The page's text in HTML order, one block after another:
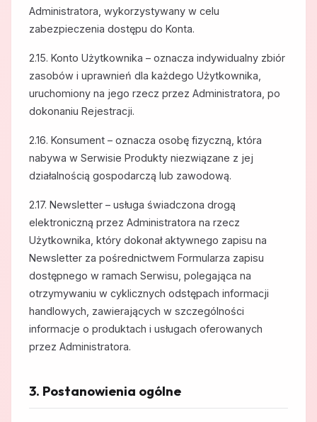
Administratora, wykorzystywany w celu
zabezpieczenia dostępu do Konta.
2.15. Konto Użytkownika – oznacza indywidualny zbiór
zasobów i uprawnień dla każdego Użytkownika,
uruchomiony na jego rzecz przez Administratora, po
dokonaniu Rejestracji.
2.16. Konsument – oznacza osobę fizyczną, która
nabywa w Serwisie Produkty niezwiązane z jej
działalnością gospodarczą lub zawodową.
2.17. Newsletter – usługa świadczona drogą
elektroniczną przez Administratora na rzecz
Użytkownika, który dokonał aktywnego zapisu na
Newsletter za pośrednictwem Formularza zapisu
dostępnego w ramach Serwisu, polegająca na
otrzymywaniu w cyklicznych odstępach informacji
handlowych, zawierających w szczególności
informacje o produktach i usługach oferowanych
przez Administratora.
3. Postanowienia ogólne